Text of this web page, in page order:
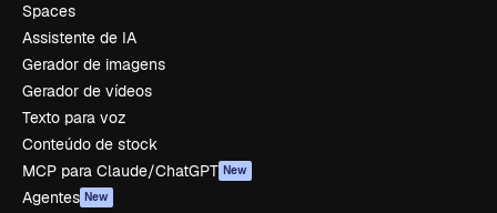
Spaces
Assistente de IA
Gerador de imagens
Gerador de vídeos
Texto para voz
Conteúdo de stock
MCP para Claude/ChatGPT New
Agentes New